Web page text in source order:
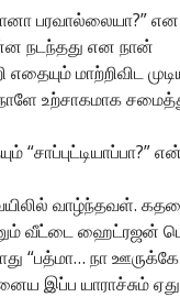
பரவால்லையா?”
நடந்தது என நான்
மாற்றிவிட
உற்சாகமாக
வாழ்ந்தவள்.
வீட்டை ஹைட்ரஜன்
நா ஊருக்கே
இப்ப யாராச்சும்